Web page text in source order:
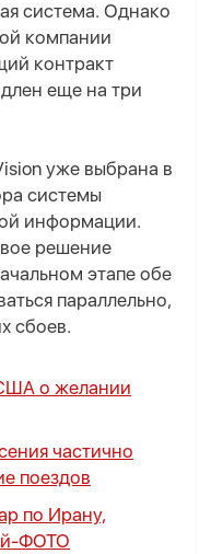
система. Однако
компании
контракт
еще на три
уже выбрана в
системы
информации.
решение
этапе обе
параллельно,
сбоев.
о желании
частично
поездов
по Ирану,
ФОТО